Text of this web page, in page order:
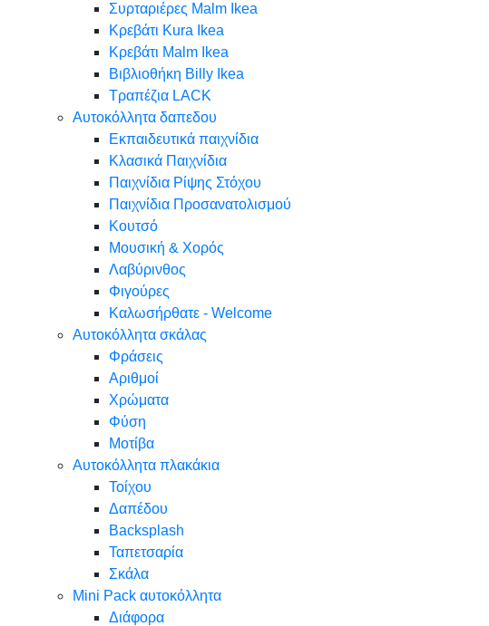
Συρταριέρες Malm Ikea
Κρεβάτι Kura Ikea
Κρεβάτι Malm Ikea
Βιβλιοθήκη Billy Ikea
Τραπέζια LACK
Αυτοκόλλητα δαπεδου
Εκπαιδευτικά παιχνίδια
Κλασικά Παιχνίδια
Παιχνίδια Ρίψης Στόχου
Παιχνίδια Προσανατολισμού
Κουτσό
Μουσική & Χορός
Λαβύρινθος
Φιγούρες
Καλωσήρθατε - Welcome
Αυτοκόλλητα σκάλας
Φράσεις
Αριθμοί
Χρώματα
Φύση
Μοτίβα
Αυτοκόλλητα πλακάκια
Τοίχου
Δαπέδου
Backsplash
Ταπετσαρία
Σκάλα
Mini Pack αυτοκόλλητα
Διάφορα